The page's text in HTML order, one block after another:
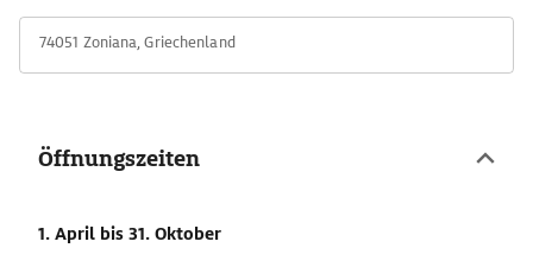
74051 Zoniana, Griechenland
Öffnungszeiten
1. April bis 31. Oktober